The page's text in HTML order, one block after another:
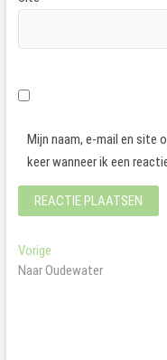
Mijn naam, e-mail en site
keer wanneer ik een
Bericht
navigatie
VorigeVorig
bericht:
Naar Oudewater